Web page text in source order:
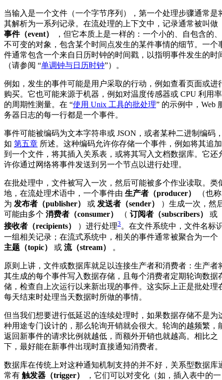
当输入是一个文件（一个字节序列），第一个处理步骤通常是
其解析为一系列记录。在流处理的上下文中，记录通常被叫做
事件（event）
，但它本质上是一样的：一个小的、自包含的、
不可变的对象，包含某个时间点发生的某件事情的细节。一个
件通常包含一个来自日历时钟的时间戳，以指明事件发生的时
（请参阅 “单调钟与日历时钟”）。
例如，发生的事件可能是用户采取的行动，例如查看页面或进
购买。它也可能来源于机器，例如对温度传感器或 CPU 利用率
的周期性测量。在 “使用 Unix 工具的批处理” 的示例中，Web
务器日志的每一行都是一个事件。
事件可能被编码为文本字符串或 JSON，或者某种二进制编码
如 第五章 所述。这种编码允许你存储一个事件，例如将其追加
到一个文件，将其插入关系表，或将其写入文档数据库。它还
许你通过网络将事件发送到另一个节点以进行处理。
在批处理中，文件被写入一次，然后可能被多个作业读取。类
地，在流处理术语中，一个事件由 生产者（producer）
（也称
为 发布者（publisher） 或 发送者（sender）
）生成一次，然
可能由多个 消费者（consumer） （ 订阅者（subscribers）
或
接收者（recipients）
）进行处理3。在文件系统中，文件名标
一组相关记录；在流式系统中，相关的事件通常被聚合为一个
主题（topic）
或 流（stream） 。
原则上讲，文件或数据库就足以连接生产者和消费者：生产者
其生成的每个事件写入数据存储，且每个消费者定期轮询数据
储，检查自上次运行以来新出现的事件。这实际上正是批处理
每天结束时处理当天数据时所做的事情。
但当我们想要进行低延迟的连续处理时，如果数据存储不是为
种用途专门设计的，那么轮询开销就会很大。轮询的越频繁，
返回新事件的请求比例就越低，而额外开销也就越高。相比之
下，最好能在新事件出现时直接通知消费者。
数据库在传统上对这种通知机制支持的并不好，关系型数据库
常有 触发器（trigger）
，它们可以对变化（如，插入表中的一